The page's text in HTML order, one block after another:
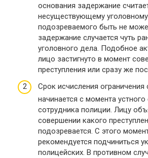
основания задержание
несуществующему
подозреваемого быть не
задержание случается чуть
уголовного дела. Подобное
лицо застигнуто в момент
преступления или сразу же
Срок исчисления
начинается с момента
сотрудника полиции. Лицу
совершении какого
подозревается. С этого
рекомендуется подчиниться
полицейских. В противном